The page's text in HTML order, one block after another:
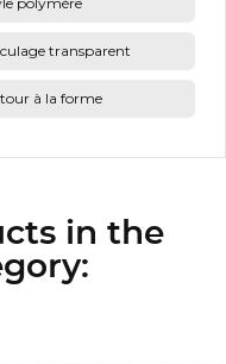
transparent
à la forme
in the